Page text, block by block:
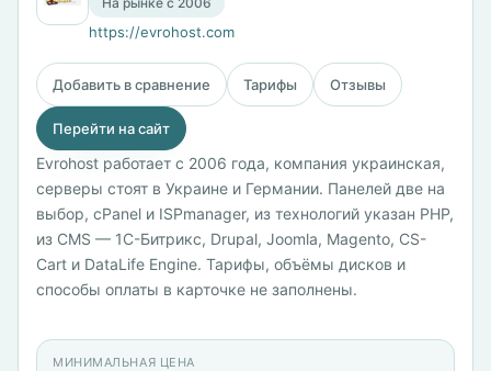
https://evrohost.com
Добавить в сравнение Тарифы Отзывы
Перейти на сайт
Evrohost работает с 2006 года, компания украинская,
серверы стоят в Украине и Германии. Панелей две на
выбор, cPanel и ISPmanager, из технологий указан PHP,
из CMS — 1С-Битрикс, Drupal, Joomla, Magento, CS-
Cart и DataLife Engine. Тарифы, объёмы дисков и
способы оплаты в карточке не заполнены.
МИНИМАЛЬНАЯ ЦЕНА